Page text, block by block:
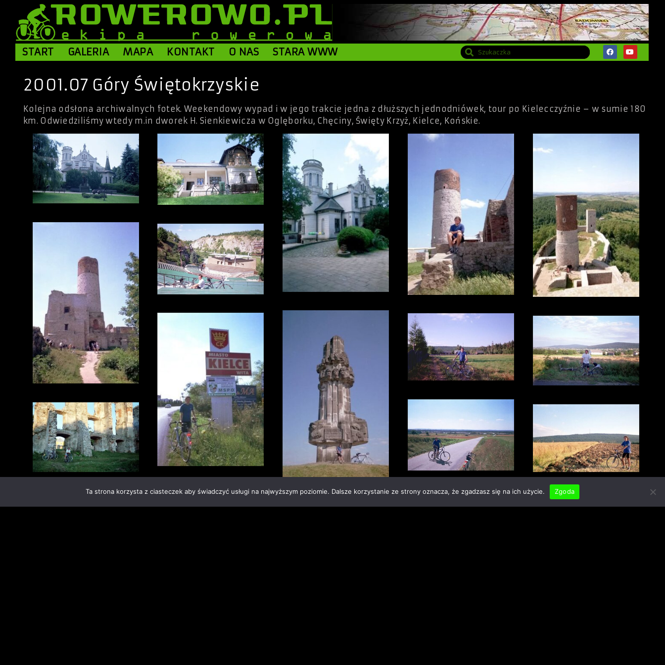
START GALERIA MAPA KONTAKT O NAS STARA WWW
2001.07 Góry Świętokrzyskie
Kolejna odsłona archiwalnych fotek. Weekendowy wypad i w jego trakcie jedna z dłuższych jednodniówek, tour po Kielecczyźnie – w sumie 180
km. Odwiedziliśmy wtedy m.in dworek H. Sienkiewicza w Oglęborku, Chęciny, Święty Krzyż, Kielce, Końskie.
Ta strona korzysta z ciasteczek aby świadczyć usługi na najwyższym poziomie. Dalsze korzystanie ze strony oznacza, że zgadzasz się na ich użycie. Zgoda